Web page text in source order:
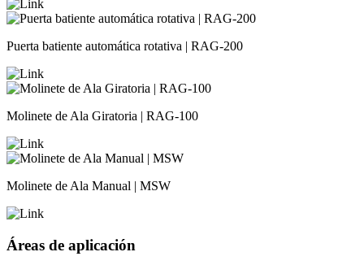
Puerta batiente automática rotativa | RAG-200
Molinete de Ala Giratoria | RAG-100
Molinete de Ala Manual | MSW
Áreas de aplicación